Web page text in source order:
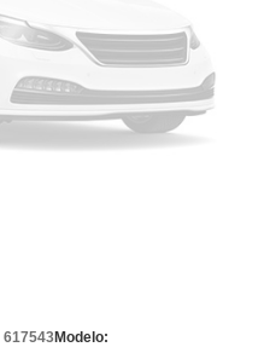
617543Modelo: